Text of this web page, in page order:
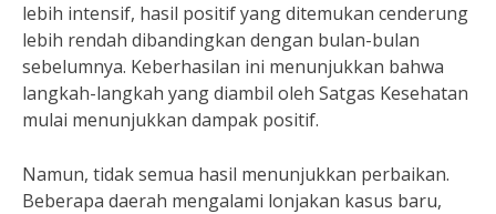
lebih intensif, hasil positif yang ditemukan cenderung
lebih rendah dibandingkan dengan bulan-bulan
sebelumnya. Keberhasilan ini menunjukkan bahwa
langkah-langkah yang diambil oleh Satgas Kesehatan
mulai menunjukkan dampak positif.
Namun, tidak semua hasil menunjukkan perbaikan.
Beberapa daerah mengalami lonjakan kasus baru,